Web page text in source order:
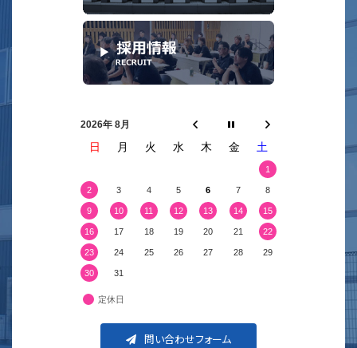
2026年 8月
日 月 火 水 木 金 土
1
2 3 4 5 6 7 8
9 10 11 12 13 14 15
16 17 18 19 20 21 22
23 24 25 26 27 28 29
30 31
定休日
問い合わせフォーム